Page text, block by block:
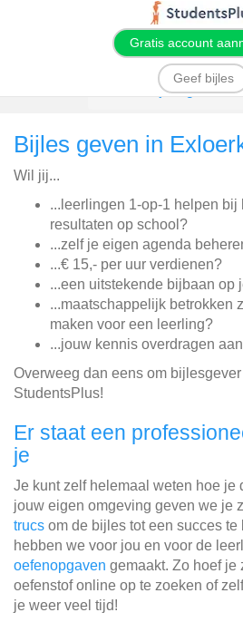
Gratis account
Geef bijles
Bijles geven
Bijles geven in
Wil jij...
...leerlingen 1-op-1 helpen bij
resultaten op school?
...zelf je eigen agenda
...€ 15,- per uur verdienen?
...een uitstekende bijbaan op
...maatschappelijk betrokken
maken voor een leerling?
...jouw kennis overdragen
Overweeg dan eens om
StudentsPlus!
Er staat een
je
Je kunt zelf helemaal weten hoe je
jouw eigen omgeving geven we je
trucs om de bijles tot een succes
hebben we voor jou en voor de
oefenopgaven gemaakt. Zo hoef je
oefenstof online op te zoeken of
je weer veel tijd!